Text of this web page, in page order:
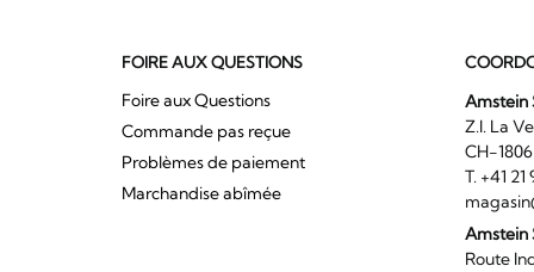
FOIRE AUX QUESTIONS
Foire aux Questions
Commande pas reçue
Problèmes de paiement
Marchandise abîmée
Amstein
Z.I.
CH-
T. +41
Route